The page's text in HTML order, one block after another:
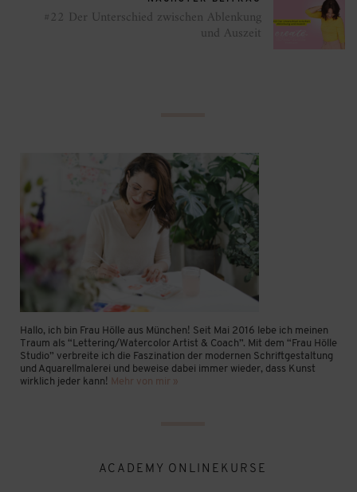
#22 Der Unterschied zwischen Ablenkung
und Auszeit
Hallo, ich bin Frau Hölle aus München! Seit Mai 2016 lebe ich meinen
Traum als “Lettering/Watercolor Artist & Coach”. Mit dem “Frau Hölle
Studio” verbreite ich die Faszination der modernen Schriftgestaltung
und Aquarellmalerei und beweise dabei immer wieder, dass Kunst
wirklich jeder kann! Mehr von mir »
ACADEMY ONLINEKURSE